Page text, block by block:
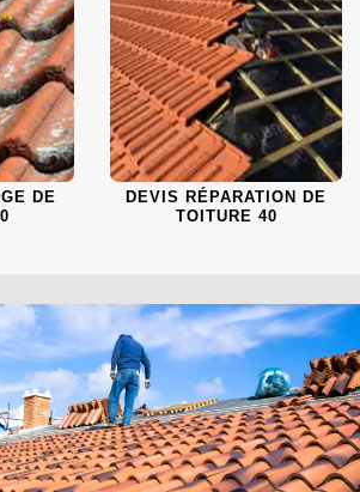
DE
DEVIS RÉPARATION DE
TOITURE 40